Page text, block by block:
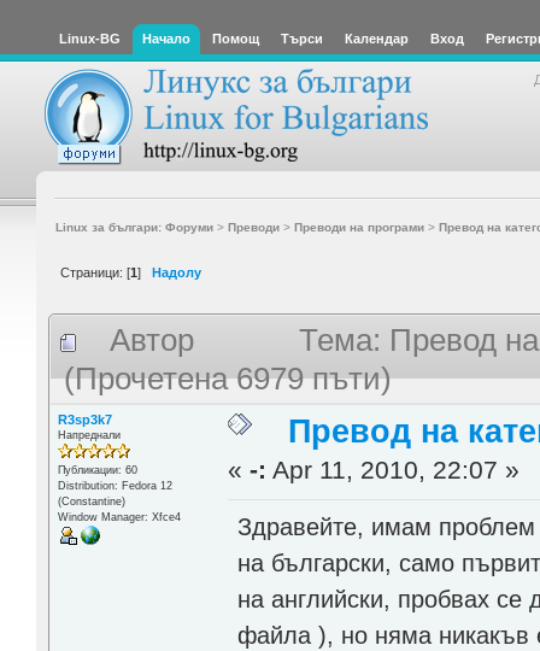
Linux-BG Начало Помощ Търси Календар Вход
Linux за българи: Форуми> Преводи> Преводи на програми> Превод на
Страници: [1] Надолу
Автор
Тема: Превод
(Прочетена 6979 пъти)
R3sp3k7
Напреднали
Публикации: 60
Distribution: Fedora 12
(Constantine)
Window Manager: Xfce4
Превод на
«-: Apr 11, 2010, 22:07 »
Здравейте, имам
на български, само
на английски, пробвах
файла ), но няма никакъв